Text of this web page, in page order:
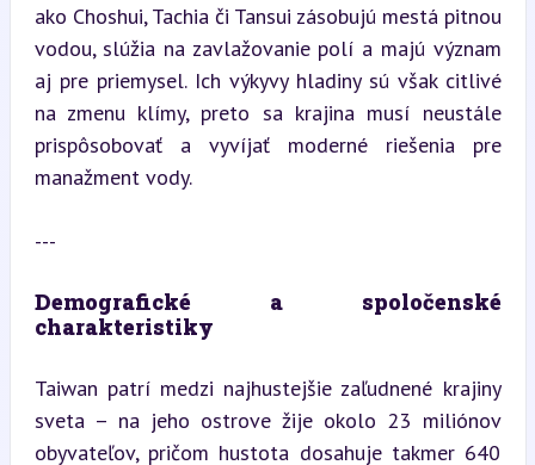
ako Choshui, Tachia či Tansui zásobujú mestá pitnou
vodou, slúžia na zavlažovanie polí a majú význam
aj pre priemysel. Ich výkyvy hladiny sú však citlivé
na zmenu klímy, preto sa krajina musí neustále
prispôsobovať a vyvíjať moderné riešenia pre
manažment vody.
---
Demografické a spoločenské
charakteristiky
Taiwan patrí medzi najhustejšie zaľudnené krajiny
sveta – na jeho ostrove žije okolo 23 miliónov
obyvateľov, pričom hustota dosahuje takmer 640